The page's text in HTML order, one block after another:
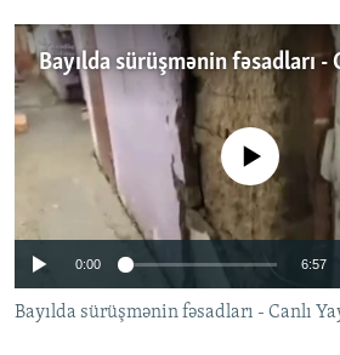
QANUNI DOĞRU
ARAŞDIRMA
MULTIMEDIA
FOTOQALEREYA
KARIKATURA
RADIO ARXIV
OXU ZALI
İSLAM VƏ DEMOKRATIYA
HAQQIMIZDA
PEŞƏ ETIKASI VƏ JURNALISTIKA
BIZI IZLƏ
No media source currently
0:00 6:57
Bayılda sürüşmənin fəsadları - Canlı